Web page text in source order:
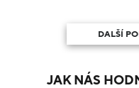
DALŠÍ
JAK NÁS